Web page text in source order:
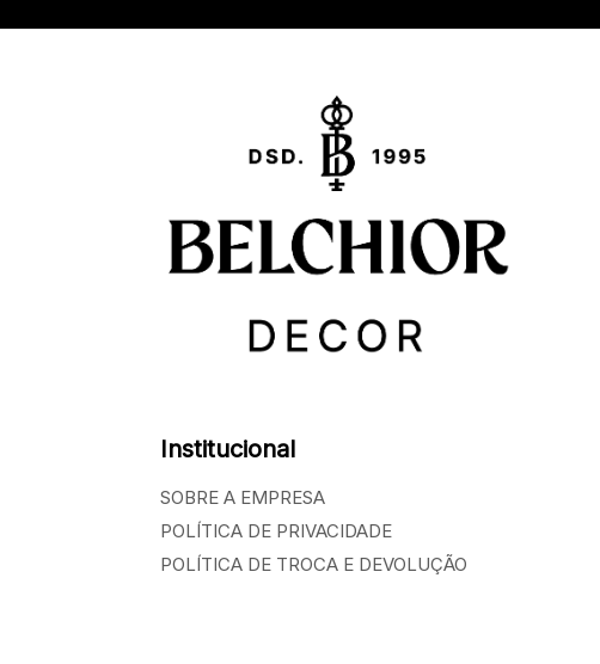
Institucional
SOBRE A EMPRESA
POLÍTICA DE PRIVACIDADE
POLÍTICA DE TROCA E DEVOLUÇÃO